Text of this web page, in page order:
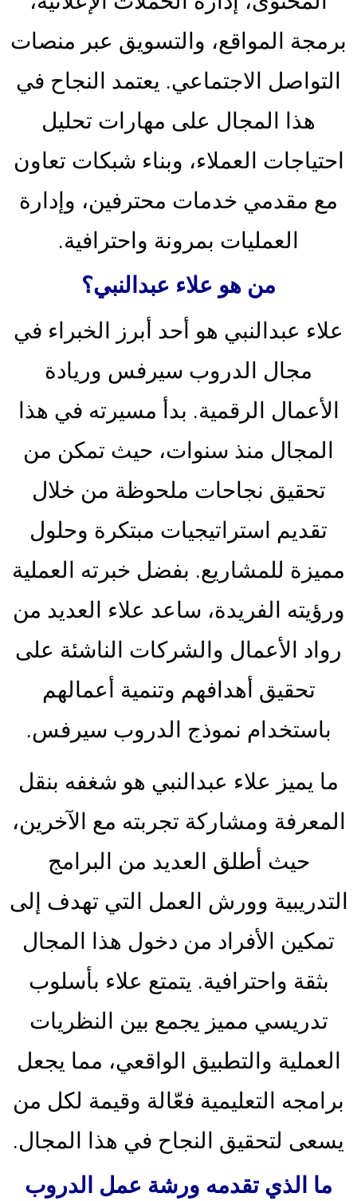
برمجة المواقع، والتسويق عبر منصات
التواصل الاجتماعي. يعتمد النجاح في
هذا المجال على مهارات تحليل
احتياجات العملاء، وبناء شبكات تعاون
مع مقدمي خدمات محترفين، وإدارة
العمليات بمرونة واحترافية.
من هو علاء عبدالنبي؟
علاء عبدالنبي هو أحد أبرز الخبراء في
مجال الدروب سيرفس وريادة
الأعمال الرقمية. بدأ مسيرته في هذا
المجال منذ سنوات، حيث تمكن من
تحقيق نجاحات ملحوظة من خلال
تقديم استراتيجيات مبتكرة وحلول
مميزة للمشاريع. بفضل خبرته العملية
ورؤيته الفريدة، ساعد علاء العديد من
رواد الأعمال والشركات الناشئة على
تحقيق أهدافهم وتنمية أعمالهم
باستخدام نموذج الدروب سيرفس.
ما يميز علاء عبدالنبي هو شغفه بنقل
المعرفة ومشاركة تجربته مع الآخرين،
حيث أطلق العديد من البرامج
التدريبية وورش العمل التي تهدف إلى
تمكين الأفراد من دخول هذا المجال
بثقة واحترافية. يتمتع علاء بأسلوب
تدريسي مميز يجمع بين النظريات
العملية والتطبيق الواقعي، مما يجعل
برامجه التعليمية فعّالة وقيمة لكل من
يسعى لتحقيق النجاح في هذا المجال.
ما الذي تقدمه ورشة عمل الدروب